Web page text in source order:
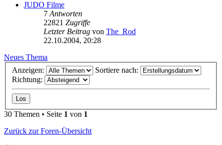
JUDO Filme
7 Antworten
22821 Zugriffe
Letzter Beitrag von The_Rod
22.10.2004, 20:28
Neues Thema
Anzeigen:
Sortiere nach:
Richtung:
30 Themen • Seite 1 von 1
Zurück zur Foren-Übersicht